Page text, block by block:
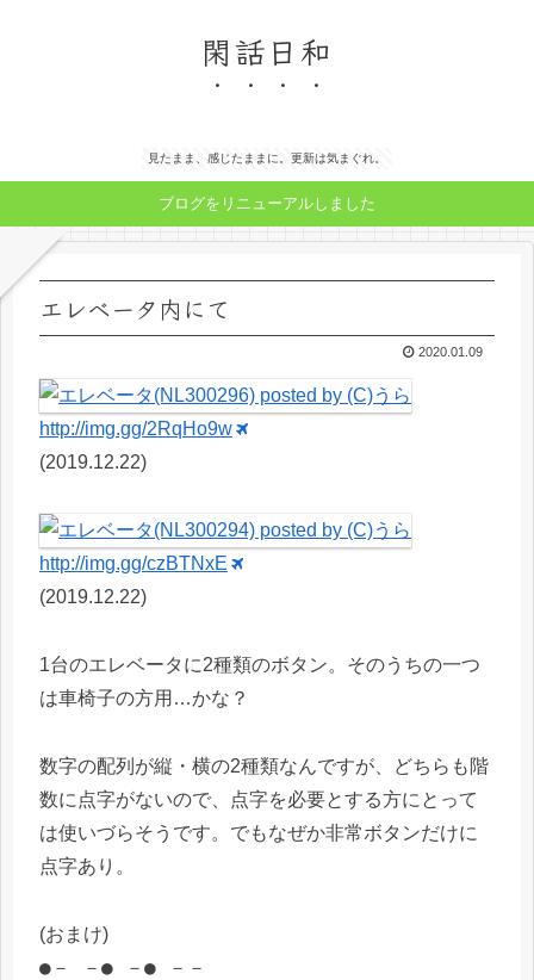
閑話日和
見たまま、感じたままに。更新は気まぐれ。
ブログをリニューアルしました
エレベータ内にて
2020.01.09
http://img.gg/2RqHo9w
(2019.12.22)
http://img.gg/czBTNxE
(2019.12.22)
1台のエレベータに2種類のボタン。そのうちの一つ
は車椅子の方用…かな？
数字の配列が縦・横の2種類なんですが、どちらも階
数に点字がないので、点字を必要とする方にとって
は使いづらそうです。でもなぜか非常ボタンだけに
点字あり。
(おまけ)
●－ －● －● －－